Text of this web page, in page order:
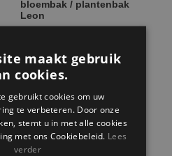
bloembak / plantenbak
Leon
Toevoegen aan
winkelwagen
AANBIEDING!
maakt gebruik
cookies.
gebruikt cookies om uw
te verbeteren. Door onze
stemt u in met alle cookies
met ons Cookiebeleid. Lees
verder